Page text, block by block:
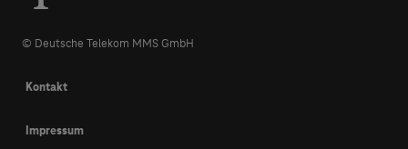
© Deutsche Telekom MMS GmbH
Kontakt
Impressum